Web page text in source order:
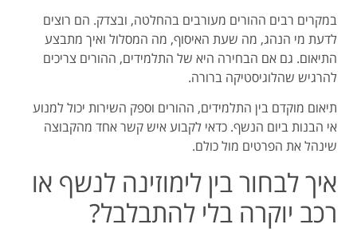
במקרים רבים ההורים מעורבים בהחלטה, ובצדק. הם רוצים
לדעת מי הנהג, מה שעת האיסוף, מה המסלול ואיך מתבצע
התיאום. גם אם הבחירה היא של התלמידים, ההורים צריכים
להרגיש שהלוגיסטיקה ברורה.
תיאום מוקדם בין התלמידים, ההורים וספק השירות יכול למנוע
אי הבנות ביום הנשף. כדאי לקבוע איש קשר אחד מהקבוצה
שינהל את הפרטים מול כולם.
איך לבחור בין לימוזינה לנשף או
רכב יוקרה בלי להתבלבל?